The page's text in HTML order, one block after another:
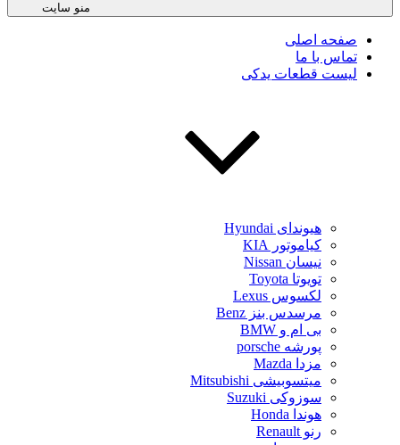
منو سایت
صفحه اصلی
تماس با ما
لیست قطعات یدکی
هیوندای Hyundai
کیاموتور KIA
نیسان Nissan
تویوتا Toyota
لکسوس Lexus
مرسدس بنز Benz
بی ام و BMW
پورشه porsche
مزدا Mazda
میتسوبیشی Mitsubishi
سوزوکی Suzuki
هوندا Honda
رنو Renault